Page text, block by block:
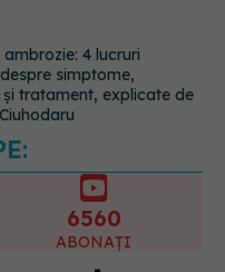
majoră la examenul de
din 2026. Toți
vor avea aceleași
6560
1401
URMĂRITORI